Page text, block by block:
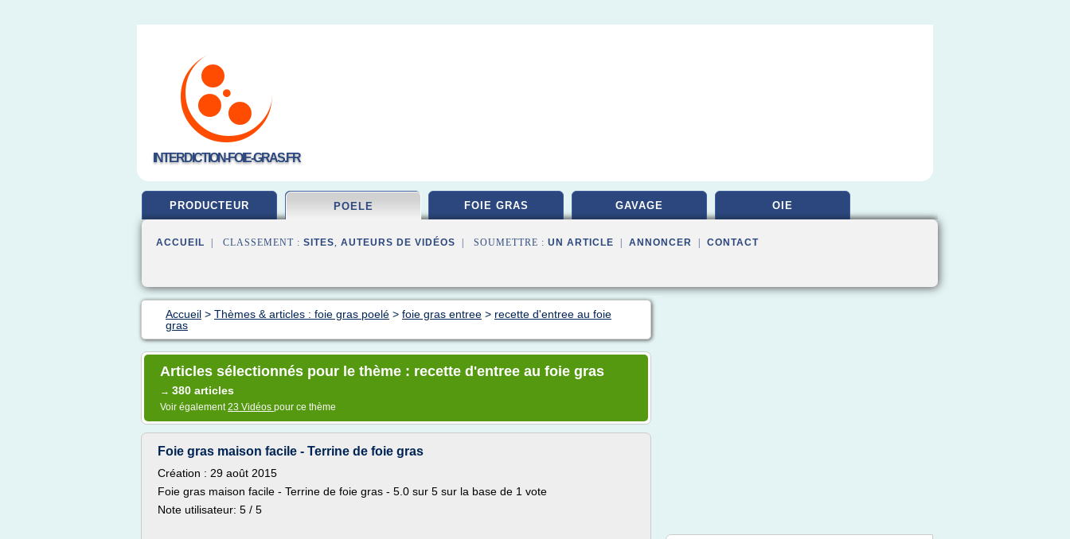
INTERDICTION-FOIE-GRAS.FR
PRODUCTEUR POELE FOIE GRAS GAVAGE OIE
ACCUEIL | CLASSEMENT : SITES, AUTEURS DE VIDÉOS | SOUMETTRE : UN ARTICLE ANNONCER CONTACT
Accueil > Thèmes & articles : foie gras poelé > foie gras entree > recette d'entree au foie
gras
Articles sélectionnés pour le thème : recette d'entree au foie gras
→ 380 articles
Voir également23 Vidéos pour ce thème
Foie gras maison facile - Terrine de foie gras
Création : 29 août 2015
Foie gras maison facile - Terrine de foie gras - 5.0 sur 5 sur la base de 1 vote
Note utilisateur: 5 / 5